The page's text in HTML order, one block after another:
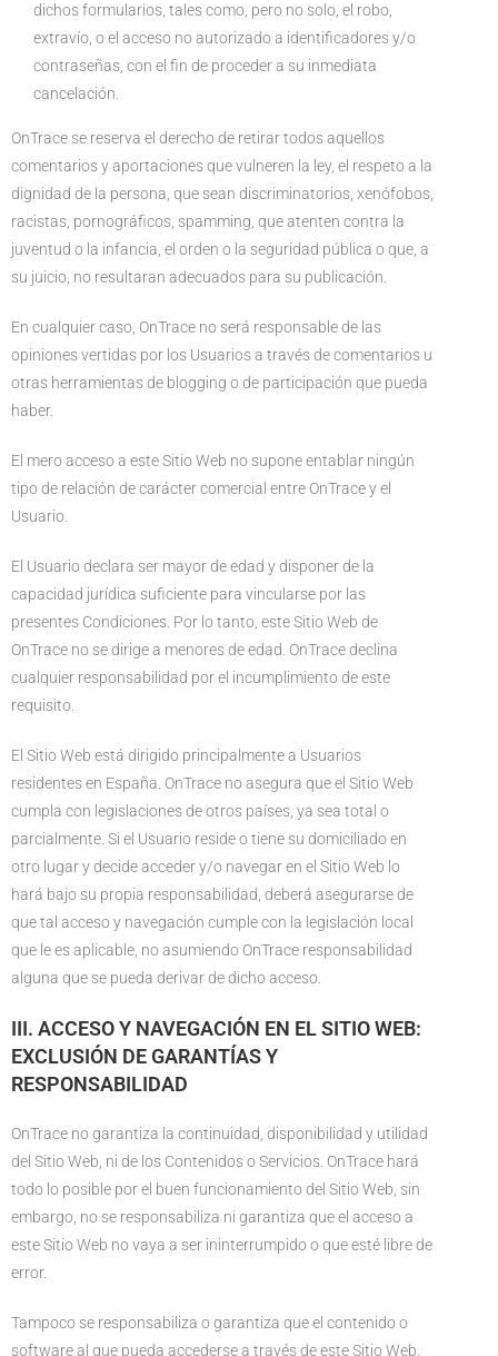
dichos formularios, tales como, pero no solo, el robo,
extravío, o el acceso no autorizado a identificadores y/o
contraseñas, con el fin de proceder a su inmediata
cancelación.
OnTrace se reserva el derecho de retirar todos aquellos
comentarios y aportaciones que vulneren la ley, el respeto a la
dignidad de la persona, que sean discriminatorios, xenófobos,
racistas, pornográficos, spamming, que atenten contra la
juventud o la infancia, el orden o la seguridad pública o que, a
su juicio, no resultaran adecuados para su publicación.
En cualquier caso, OnTrace no será responsable de las
opiniones vertidas por los Usuarios a través de comentarios u
otras herramientas de blogging o de participación que pueda
haber.
El mero acceso a este Sitio Web no supone entablar ningún
tipo de relación de carácter comercial entre OnTrace y el
Usuario.
El Usuario declara ser mayor de edad y disponer de la
capacidad jurídica suficiente para vincularse por las
presentes Condiciones. Por lo tanto, este Sitio Web de
OnTrace no se dirige a menores de edad. OnTrace declina
cualquier responsabilidad por el incumplimiento de este
requisito.
El Sitio Web está dirigido principalmente a Usuarios
residentes en España. OnTrace no asegura que el Sitio Web
cumpla con legislaciones de otros países, ya sea total o
parcialmente. Si el Usuario reside o tiene su domiciliado en
otro lugar y decide acceder y/o navegar en el Sitio Web lo
hará bajo su propia responsabilidad, deberá asegurarse de
que tal acceso y navegación cumple con la legislación local
que le es aplicable, no asumiendo OnTrace responsabilidad
alguna que se pueda derivar de dicho acceso.
III. ACCESO Y NAVEGACIÓN EN EL SITIO WEB:
EXCLUSIÓN DE GARANTÍAS Y
RESPONSABILIDAD
OnTrace no garantiza la continuidad, disponibilidad y utilidad
del Sitio Web, ni de los Contenidos o Servicios. OnTrace hará
todo lo posible por el buen funcionamiento del Sitio Web, sin
embargo, no se responsabiliza ni garantiza que el acceso a
este Sitio Web no vaya a ser ininterrumpido o que esté libre de
error.
Tampoco se responsabiliza o garantiza que el contenido o
software al que pueda accederse a través de este Sitio Web,